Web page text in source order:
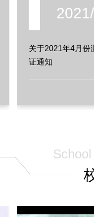
关于2021年4月份
证通知